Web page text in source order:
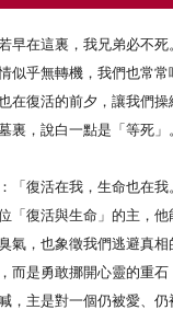
早在這裏，我兄弟必
似乎無轉機，我們也常
在復活的前夕，讓我們
裏，說白一點是「等死
「復活在我，生命也在
「復活與生命」的主，
氣，也象徵我們逃避真
而是勇敢挪開心靈的重
，主是對一個仍被愛、